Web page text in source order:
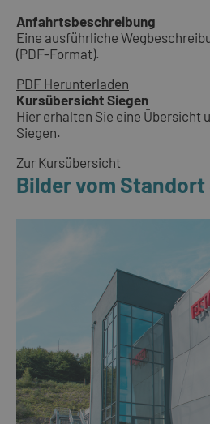
Anfahrtsbeschreibung
Eine ausführliche
(PDF-Format).
PDF Herunterladen
Kursübersicht Siegen
Hier erhalten Sie eine Übersicht
Siegen.
Zur Kursübersicht
Bilder vom Standort